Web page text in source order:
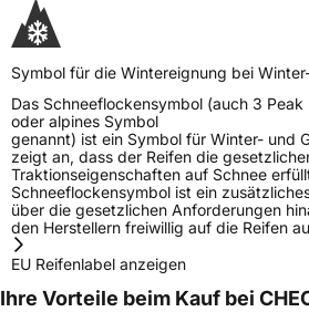
Symbol für die Wintereignung bei
Das Schneeflockensymbol (auch 3
oder alpines Symbol
genannt) ist ein Symbol für Winter- und
zeigt an, dass der Reifen die
Traktionseigenschaften auf Schnee
Schneeflockensymbol ist ein
über die gesetzlichen Anforderungen
den Herstellern freiwillig auf die Reifen
EU Reifenlabel anzeigen
Ihre Vorteile beim Kauf bei